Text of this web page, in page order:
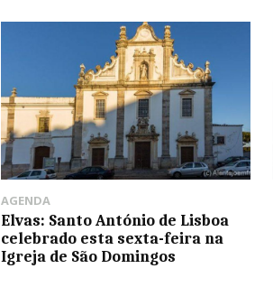
AGENDA
Elvas: Santo António de Lisboa
celebrado esta sexta-feira na
Igreja de São Domingos